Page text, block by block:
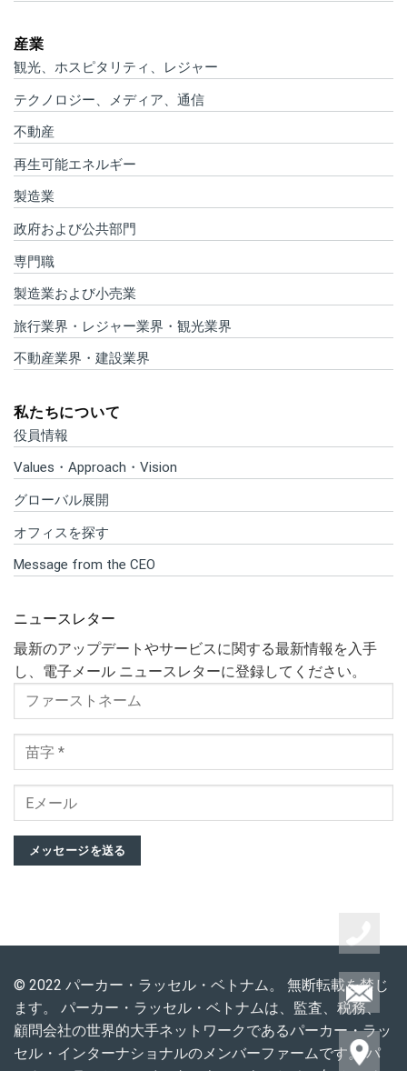
産業
観光、ホスピタリティ、レジャー
テクノロジー、メディア、通信
不動産
再生可能エネルギー
製造業
政府および公共部門
専門職
製造業および小売業
旅行業界・レジャー業界・観光業界
不動産業界・建設業界
私たちについて
役員情報
Values・Approach・Vision
グローバル展開
オフィスを探す
Message from the CEO
ニュースレター
最新のアップデートやサービスに関する最新情報を入手
し、電子メール ニュースレターに登録してください。
メッセージを送る
© 2022 パーカー・ラッセル・ベトナム。 無断転載を禁じ
ます。 パーカー・ラッセル・ベトナムは、監査、税務、
顧問会社の世界的大手ネットワークであるパーカー・ラッ
セル・インターナショナルのメンバーファームです。 パ